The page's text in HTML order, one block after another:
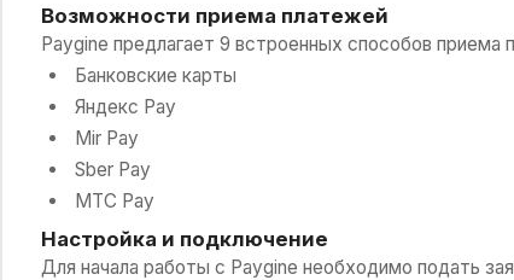
Возможности приема платежей
Paygine предлагает 9 встроенных способов приема
Банковские карты
Яндекс Pay
Mir Pay
Sber Pay
МТС Pay
Настройка и подключение
Для начала работы с Paygine необходимо подать